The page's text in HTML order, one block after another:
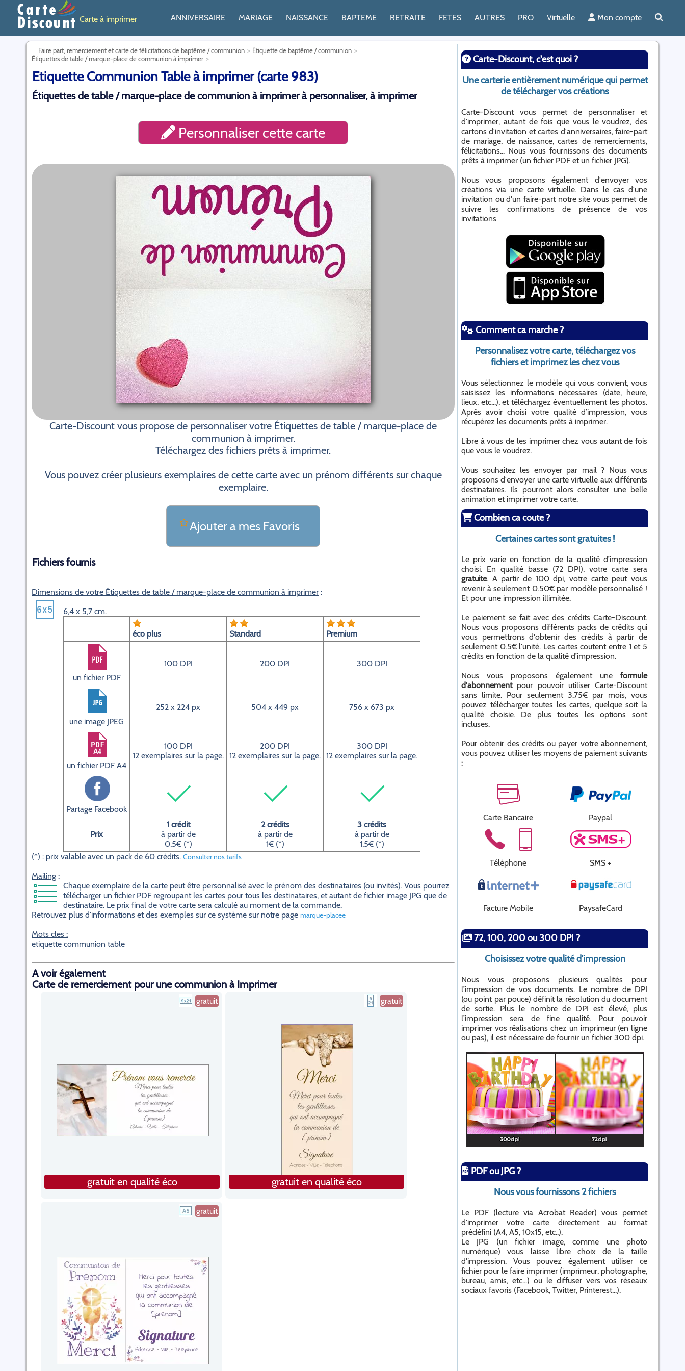
Carte à imprimer ANNIVERSAIRE MARIAGE NAISSANCE BAPTEME RETRAITE FETES AUTRES PRO Virtuelle Mon compte
Faire part, remerciement et carte de félicitations de baptême / communion
Étiquette de baptême / communion
Étiquettes de table / marque-place de communion à imprimer
Etiquette Communion Table à imprimer (carte 983)
Étiquettes de table / marque-place de communion à imprimer à personnaliser, à imprimer
Personnaliser cette carte
Carte-Discount vous propose de personnaliser votre Étiquettes de table / marque-place de
communion à imprimer.
Téléchargez des fichiers prêts à imprimer.
Vous pouvez créer plusieurs exemplaires de cette carte avec un prénom différents sur chaque
exemplaire.
Ajouter a mes Favoris
Fichiers fournis
Dimensions de votre Étiquettes de table / marque-place de communion à imprimer :
6,4 x 5,7 cm.
éco plus Standard Premium
un fichier PDF
100 DPI 200 DPI 300 DPI
une image JPEG
252 x 224 px 504 x 449 px 756 x 673 px
un fichier PDF A4
100 DPI
12 exemplaires sur la page.
200 DPI
12 exemplaires sur la page.
300 DPI
12 exemplaires sur la page.
Partage Facebook
Prix
1 crédit
à partir de
0,5€ (*)
2 crédits
à partir de
1€ (*)
3 crédits
à partir de
1,5€ (*)
(*) : prix valable avec un pack de 60 crédits. Consulter nos tarifs
Mailing :
Chaque exemplaire de la carte peut être personnalisé avec le prénom des destinataires (ou invités). Vous pourrez
télécharger un fichier PDF regroupant les cartes pour tous les destinataires, et autant de fichier image JPG que de
destinataire. Le prix final de votre carte sera calculé au moment de la commande.
Retrouvez plus d'informations et des exemples sur ce système sur notre page marque-placee
Mots cles :
etiquette communion table
A voir également
Carte de remerciement pour une communion à Imprimer
gratuit
gratuit en qualité éco
gratuit
gratuit en qualité éco
gratuit
Carte-Discount, c'est quoi ?
Une carterie entièrement numérique qui permet
de télécharger vos créations
Carte-Discount vous permet de personnaliser et
d'imprimer, autant de fois que vous le voudrez, des
cartons d'invitation et cartes d'anniversaires, faire-part
de mariage, de naissance, cartes de remerciements,
félicitations... Nous vous fournissons des documents
prêts à imprimer (un fichier PDF et un fichier JPG).
Nous vous proposons également d'envoyer vos
créations via une carte virtuelle. Dans le cas d'une
invitation ou d'un faire-part notre site vous permet de
suivre les confirmations de présence de vos
invitations
Comment ca marche ?
Personnalisez votre carte, téléchargez vos
fichiers et imprimez les chez vous
Vous sélectionnez le modèle qui vous convient, vous
saisissez les informations nécessaires (date, heure,
lieux, etc...), et téléchargez éventuellement les photos.
Après avoir choisi votre qualité d’impression, vous
récupérez les documents prêts à imprimer.
Libre à vous de les imprimer chez vous autant de fois
que vous le voudrez.
Vous souhaitez les envoyer par mail ? Nous vous
proposons d'envoyer une carte virtuelle aux différents
destinataires. Ils pourront alors consulter une belle
animation et imprimer votre carte.
Combien ca coute ?
Certaines cartes sont gratuites !
Le prix varie en fonction de la qualité d’impression
choisi. En qualité basse (72 DPI), votre carte sera
gratuite. A partir de 100 dpi, votre carte peut vous
revenir à seulement 0.50€ par modèle personnalisé !
Et pour une impression illimitée.
Le paiement se fait avec des crédits Carte-Discount.
Nous vous proposons différents packs de crédits qui
vous permettrons d'obtenir des crédits à partir de
seulement 0.5€ l'unité. Les cartes coutent entre 1 et 5
crédits en fonction de la qualité d’impression.
Nous vous proposons également une formule
d'abonnementpour pouvoir utiliser Carte-Discount
sans limite. Pour seulement 3.75€ par mois, vous
pouvez télécharger toutes les cartes, quelque soit la
qualité choisie. De plus toutes les options sont
incluses.
Pour obtenir des crédits ou payer votre abonnement,
vous pouvez utiliser les moyens de paiement suivants
:
Carte Bancaire Paypal
Téléphone SMS +
Facture Mobile PaysafeCard
72, 100, 200 ou 300 DPI ?
Choisissez votre qualité d'impression
Nous vous proposons plusieurs qualités pour
l’impression de vos documents. Le nombre de DPI
(ou point par pouce) définit la résolution du document
de sortie. Plus le nombre de DPI est élevé, plus
l’impression sera de fine qualité. Pour pouvoir
imprimer vos réalisations chez un imprimeur (en ligne
ou pas), il est nécessaire de fournir un fichier 300 dpi.
PDF ou JPG ?
Nous vous fournissons 2 fichiers
Le PDF (lecture via Acrobat Reader) vous permet
d'imprimer votre carte directement au format
prédéfini (A4, A5, 10x15, etc..).
Le JPG (un fichier image, comme une photo
numérique) vous laisse libre choix de la taille
d'impression. Vous pouvez également utiliser ce
fichier pour le faire imprimer (imprimeur, photographe,
bureau, amis, etc...) ou le diffuser vers vos réseaux
sociaux favoris (Facebook, Twitter, Printerest...).